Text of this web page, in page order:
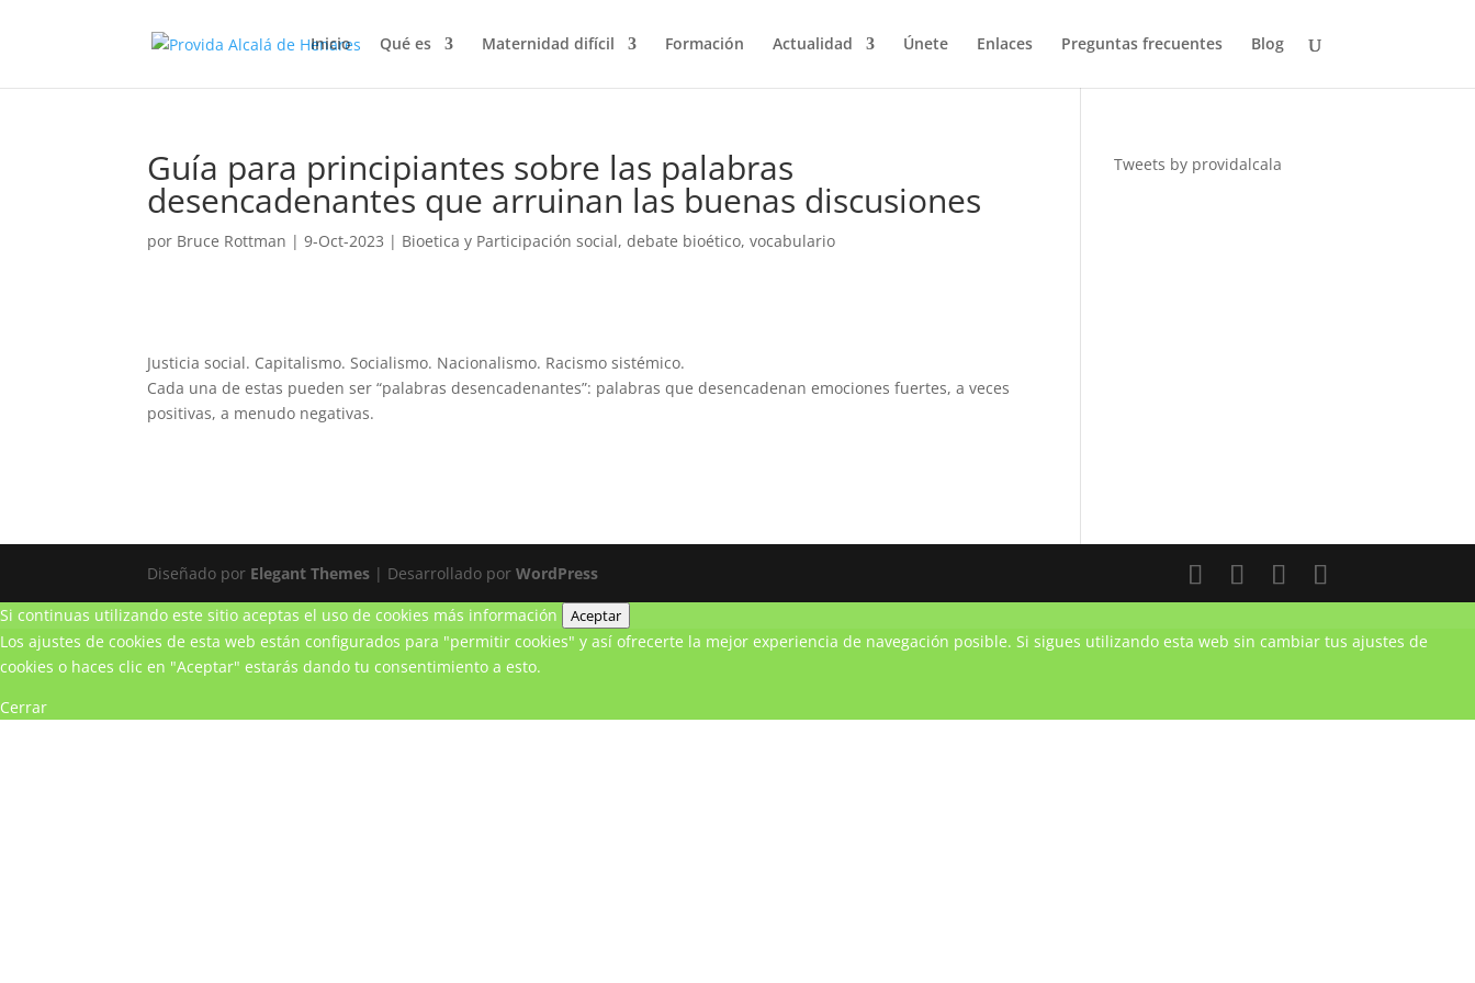
Inicio Qué es Maternidad difícil Formación Actualidad Únete Enlaces Preguntas frecuentes Blog
Guía para principiantes sobre las palabras
desencadenantes que arruinan las buenas discusiones
por Bruce Rottman |9-Oct-2023 | Bioetica y Participación social,debate bioético,vocabulario
Justicia social. Capitalismo. Socialismo. Nacionalismo. Racismo sistémico.
Cada una de estas pueden ser “palabras desencadenantes”: palabras que desencadenan emociones fuertes, a veces
positivas, a menudo negativas.
Tweets by providalcala
Diseñado por Elegant Themes | Desarrollado porWordPress
Si continuas utilizando este sitio aceptas el uso de cookies más información Aceptar
Los ajustes de cookies de esta web están configurados para "permitir cookies" y así ofrecerte la mejor experiencia de navegación posible. Si sigues utilizando esta web sin cambiar tus ajustes de
cookies o haces clic en "Aceptar" estarás dando tu consentimiento a esto.
Cerrar